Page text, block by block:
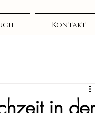
Kontakt
in der